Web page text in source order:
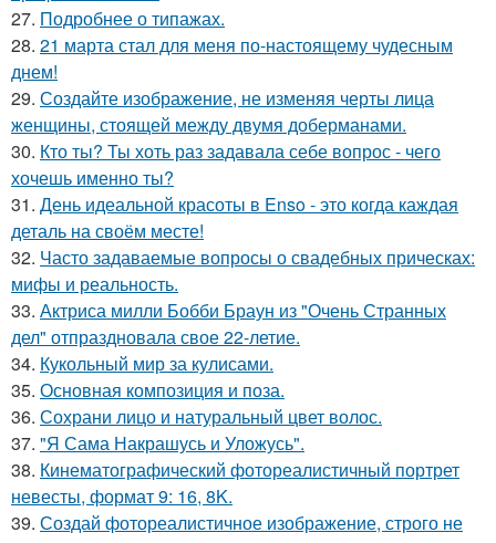
27. Подробнее о типажах.
28. 21 марта стал для меня по-настоящему чудесным
днем!
29. Создайте изображение, не изменяя черты лица
женщины, стоящей между двумя доберманами.
30. Кто ты? Ты хоть раз задавала себе вопрос - чего
хочешь именно ты?
31. День идеальной красоты в Enso - это когда каждая
деталь на своём месте!
32. Часто задаваемые вопросы о свадебных прическах:
мифы и реальность.
33. Актриса милли Бобби Браун из "Очень Странных
дел" отпраздновала свое 22-летие.
34. Кукольный мир за кулисами.
35. Основная композиция и поза.
36. Сохрани лицо и натуральный цвет волос.
37. "Я Сама Накрашусь и Уложусь".
38. Кинематографический фотореалистичный портрет
невесты, формат 9: 16, 8K.
39. Создай фотореалистичное изображение, строго не